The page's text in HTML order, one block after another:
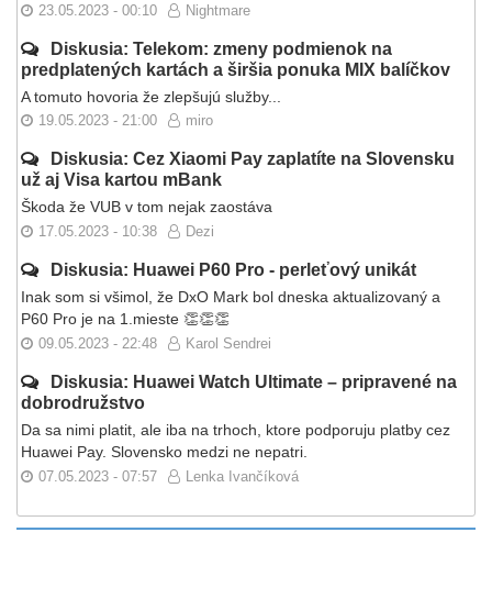
23.05.2023 - 00:10 Nightmare
Diskusia: Telekom: zmeny podmienok na
predplatených kartách a širšia ponuka MIX balíčkov
A tomuto hovoria že zlepšujú služby...
19.05.2023 - 21:00 miro
Diskusia: Cez Xiaomi Pay zaplatíte na Slovensku
už aj Visa kartou mBank
Škoda že VUB v tom nejak zaostáva
17.05.2023 - 10:38 Dezi
Diskusia: Huawei P60 Pro - perleťový unikát
Inak som si všimol, že DxO Mark bol dneska aktualizovaný a
P60 Pro je na 1.mieste 👏👏👏
09.05.2023 - 22:48 Karol Sendrei
Diskusia: Huawei Watch Ultimate – pripravené na
dobrodružstvo
Da sa nimi platit, ale iba na trhoch, ktore podporuju platby cez
Huawei Pay. Slovensko medzi ne nepatri.
07.05.2023 - 07:57 Lenka Ivančíková